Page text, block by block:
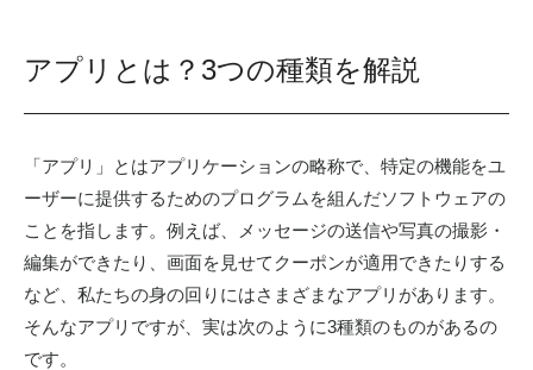
アプリとは？3つの種類を解説
「アプリ」とはアプリケーションの略称で、特定の機能をユ
ーザーに提供するためのプログラムを組んだソフトウェアの
ことを指します。例えば、メッセージの送信や写真の撮影・
編集ができたり、画面を見せてクーポンが適用できたりする
など、私たちの身の回りにはさまざまなアプリがあります。
そんなアプリですが、実は次のように3種類のものがあるの
です。